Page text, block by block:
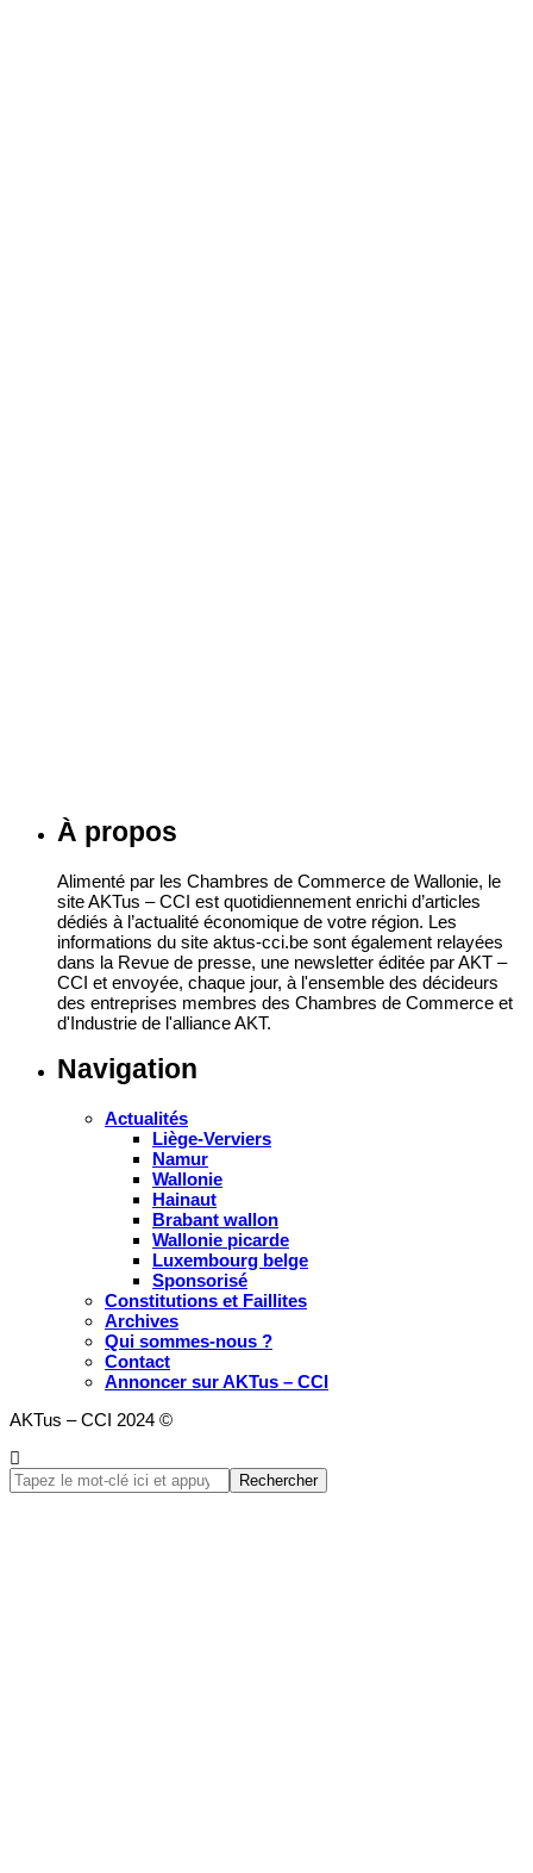
16 juillet 2026
À propos
Alimenté par les Chambres de Commerce de Wallonie, le
site AKTus – CCI est quotidiennement enrichi d’articles
dédiés à l’actualité économique de votre région. Les
informations du site aktus-cci.be sont également relayées
dans la Revue de presse, une newsletter éditée par AKT –
CCI et envoyée, chaque jour, à l'ensemble des décideurs
des entreprises membres des Chambres de Commerce et
d'Industrie de l'alliance AKT.
Navigation
Actualités
Liège-Verviers
Namur
Wallonie
Hainaut
Brabant wallon
Wallonie picarde
Luxembourg belge
Sponsorisé
Constitutions et Faillites
Archives
Qui sommes-nous ?
Contact
Annoncer sur AKTus – CCI
AKTus – CCI 2024 ©